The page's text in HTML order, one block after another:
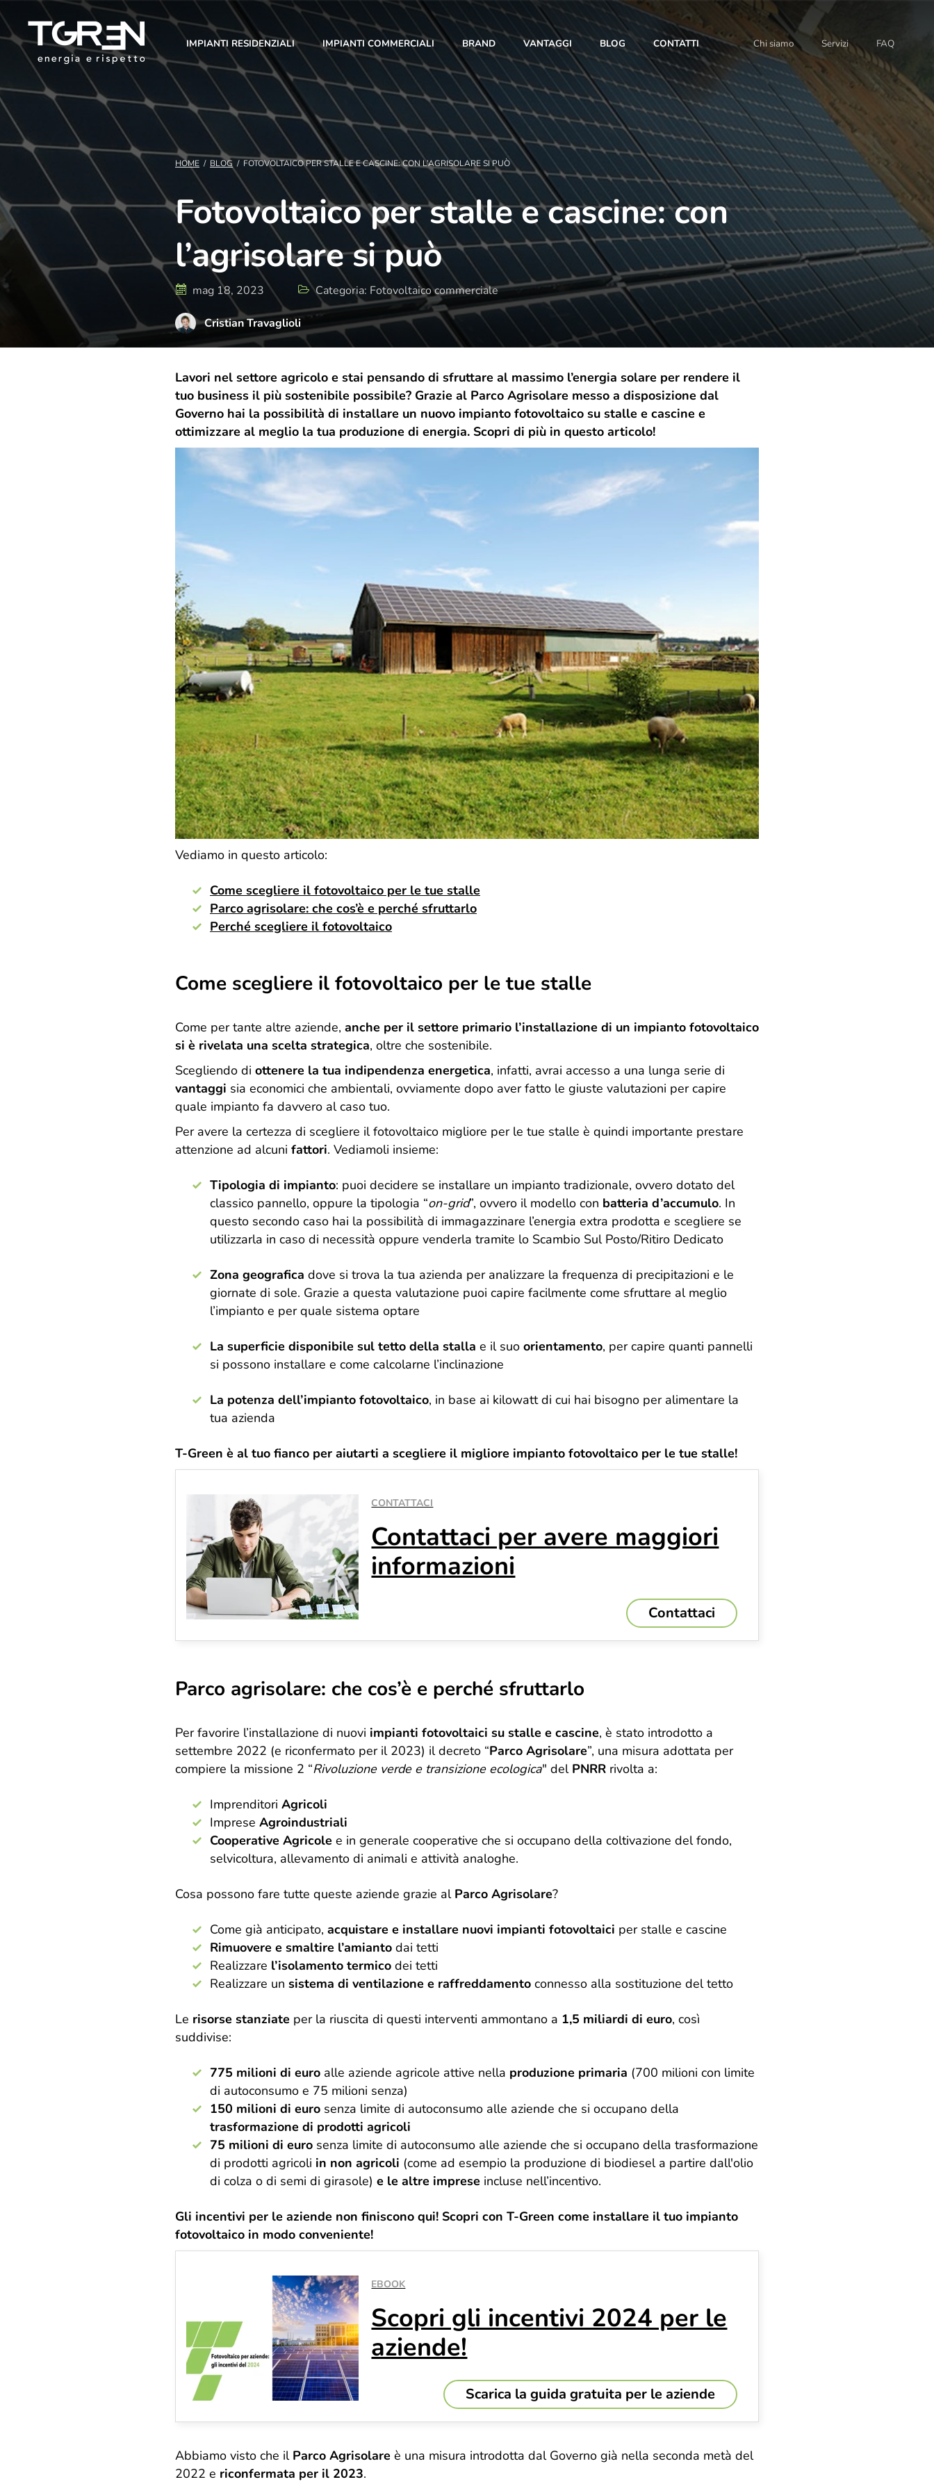
IMPIANTI RESIDENZIALI IMPIANTI COMMERCIALI BRAND VANTAGGI BLOG CONTATTI Chi siamo Servizi FAQ
HOME / BLOG / FOTOVOLTAICO PER STALLE E CASCINE: CON L’AGRISOLARE SI PUÒ
Fotovoltaico per stalle e cascine: con
l’agrisolare si può
mag 18, 2023 Categoria: Fotovoltaico commerciale
Cristian Travaglioli
Lavori nel settore agricolo e stai pensando di sfruttare al massimo l’energia solare per rendere il
tuo business il più sostenibile possibile? Grazie al Parco Agrisolare messo a disposizione dal
Governo hai la possibilità di installare un nuovo impianto fotovoltaico su stalle e cascine e
ottimizzare al meglio la tua produzione di energia. Scopri di più in questo articolo!
Vediamo in questo articolo:
Come scegliere il fotovoltaico per le tue stalle
Parco agrisolare: che cos’è e perché sfruttarlo
Perché scegliere il fotovoltaico
Come scegliere il fotovoltaico per le tue stalle
Come per tante altre aziende, anche per il settore primario l’installazione di un impianto fotovoltaico
si è rivelata una scelta strategica, oltre che sostenibile.
Scegliendo di ottenere la tua indipendenza energetica, infatti, avrai accesso a una lunga serie di
vantaggi sia economici che ambientali, ovviamente dopo aver fatto le giuste valutazioni per capire
quale impianto fa davvero al caso tuo.
Per avere la certezza di scegliere il fotovoltaico migliore per le tue stalle è quindi importante prestare
attenzione ad alcuni fattori. Vediamoli insieme:
Tipologia di impianto: puoi decidere se installare un impianto tradizionale, ovvero dotato del
classico pannello, oppure la tipologia “on-grid”, ovvero il modello con batteria d’accumulo. In
questo secondo caso hai la possibilità di immagazzinare l’energia extra prodotta e scegliere se
utilizzarla in caso di necessità oppure venderla tramite lo Scambio Sul Posto/Ritiro Dedicato
Zona geografica dove si trova la tua azienda per analizzare la frequenza di precipitazioni e le
giornate di sole. Grazie a questa valutazione puoi capire facilmente come sfruttare al meglio
l’impianto e per quale sistema optare
La superficie disponibile sul tetto della stalla e il suo orientamento, per capire quanti pannelli
si possono installare e come calcolarne l’inclinazione
La potenza dell’impianto fotovoltaico, in base ai kilowatt di cui hai bisogno per alimentare la
tua azienda
T-Green è al tuo fianco per aiutarti a scegliere il migliore impianto fotovoltaico per le tue stalle!
CONTATTACI
Contattaci per avere maggiori
informazioni
Contattaci
Parco agrisolare: che cos’è e perché sfruttarlo
Per favorire l’installazione di nuovi impianti fotovoltaici su stalle e cascine, è stato introdotto a
settembre 2022 (e riconfermato per il 2023) il decreto “Parco Agrisolare”, una misura adottata per
compiere la missione 2 “Rivoluzione verde e transizione ecologica" del PNRR rivolta a:
Imprenditori Agricoli
Imprese Agroindustriali
Cooperative Agricole e in generale cooperative che si occupano della coltivazione del fondo,
selvicoltura, allevamento di animali e attività analoghe.
Cosa possono fare tutte queste aziende grazie alParco Agrisolare?
Come già anticipato, acquistare e installare nuovi impianti fotovoltaici per stalle e cascine
Rimuovere e smaltire l’amianto dai tetti
Realizzare l’isolamento termico dei tetti
Realizzare un sistema di ventilazione e raffreddamento connesso alla sostituzione del tetto
Le risorse stanziate per la riuscita di questi interventi ammontano a 1,5 miliardi di euro, così
suddivise:
775 milioni di euro alle aziende agricole attive nella produzione primaria (700 milioni con limite
di autoconsumo e 75 milioni senza)
150 milioni di euro senza limite di autoconsumo alle aziende che si occupano della
trasformazione di prodotti agricoli
75 milioni di euro senza limite di autoconsumo alle aziende che si occupano della trasformazione
di prodotti agricoli in non agricoli (come ad esempio la produzione di biodiesel a partire dall'olio
di colza o di semi di girasole) e le altre imprese incluse nell’incentivo.
Gli incentivi per le aziende non finiscono qui! Scopri con T-Green come installare il tuo impianto
fotovoltaico in modo conveniente!
EBOOK
Scopri gli incentivi 2024 per le
aziende!
Scarica la guida gratuita per le aziende
Abbiamo visto che il Parco Agrisolare è una misura introdotta dal Governo già nella seconda metà del
2022 e riconfermata per il 2023.
10 Anni di Noi!
L’anno 2023 segna un traguardo importante: i 10
anni di T-Green. Con te al nostro fianco siamo
cresciuti giorno dopo giorno, fino a diventare una
grande famiglia. E da oggi, come regalo,
desideriamo indossare un nuovo abito. La nuova
veste grafica vuole essere un gesto di cura e
Green, ma sempre con uno sguardo rivolto a dove
tutto è iniziato.